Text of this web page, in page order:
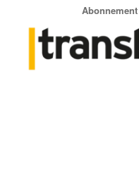
Abonnement